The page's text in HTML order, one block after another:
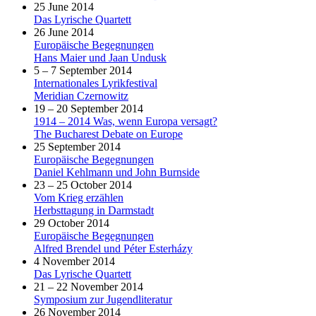
25 June 2014
Das Lyrische Quartett
26 June 2014
Europäische Begegnungen
Hans Maier und Jaan Undusk
5 – 7 September 2014
Internationales Lyrikfestival
Meridian Czernowitz
19 – 20 September 2014
1914 – 2014 Was, wenn Europa versagt?
The Bucharest Debate on Europe
25 September 2014
Europäische Begegnungen
Daniel Kehlmann und John Burnside
23 – 25 October 2014
Vom Krieg erzählen
Herbsttagung in Darmstadt
29 October 2014
Europäische Begegnungen
Alfred Brendel und Péter Esterházy
4 November 2014
Das Lyrische Quartett
21 – 22 November 2014
Symposium zur Jugendliteratur
26 November 2014